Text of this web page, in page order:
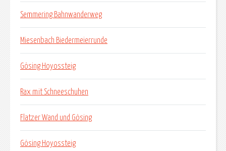
Semmering Bahnwanderweg
Miesenbach Biedermeierrunde
Gösing Hoyossteig
Rax mit Schneeschuhen
Flatzer Wand und Gösing
Gösing Hoyossteig